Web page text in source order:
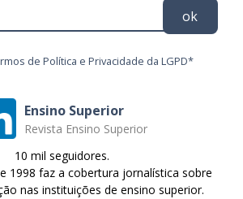
ok
de Política e Privacidade da LGPD*
Ensino Superior
Revista Ensino Superior
10 mil seguidores.
1998 faz a cobertura jornalística sobre
nas instituições de ensino superior.